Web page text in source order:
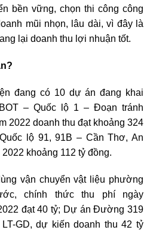
bền vững, chọn thi công công
mũi nhọn, lâu dài, vì đây là
lại doanh thu lợi nhuận tốt.
đang có 10 dự án đang khai
– Quốc lộ 1 – Đoạn tránh
2022 doanh thu đạt khoảng 324
lộ 91, 91B – Cần Thơ, An
khoảng 112 tỷ đồng.
vận chuyển vật liệu phường
chính thức thu phí ngày
đạt 40 tỷ; Dự án Đường 319
GD, dự kiến doanh thu 42 tỷ